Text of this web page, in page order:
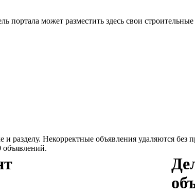
портала может разместить здесь свои
разделу. Некорректные объявления удаляются без
объявлений.